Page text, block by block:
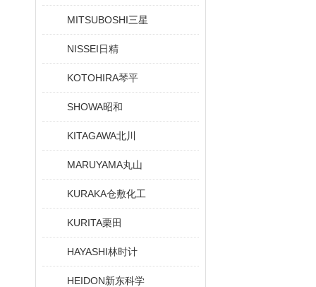
MITSUBOSHI三星
NISSEI日精
KOTOHIRA琴平
SHOWA昭和
KITAGAWA北川
MARUYAMA丸山
KURAKA仓敷化工
KURITA栗田
HAYASHI林时计
HEIDON新东科学